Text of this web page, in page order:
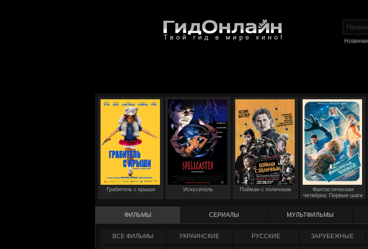
Новинки
Грабитель с крыши Искуситель Пойман с поличным
Фантастическая
четвёрка: Первые шаги
ФИЛЬМЫ СЕРИАЛЫ МУЛЬТФИЛЬМЫ
ФИЛЬМЫ УКРАИНCКИЕ РУССКИЕ ЗАРУБЕЖНЫЕ